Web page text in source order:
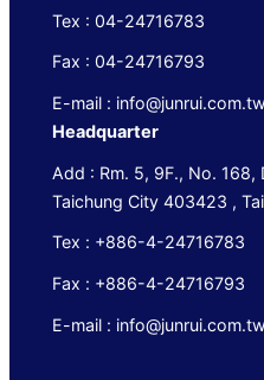
Tex : 04-24716783
Fax : 04-24716793
E-mail : info@junrui.com.tw
Headquarter
Add : Rm. 5, 9F., No. 168,
Taichung City 403423 ,
Tex : +886-4-24716783
Fax : +886-4-24716793
E-mail : info@junrui.com.tw